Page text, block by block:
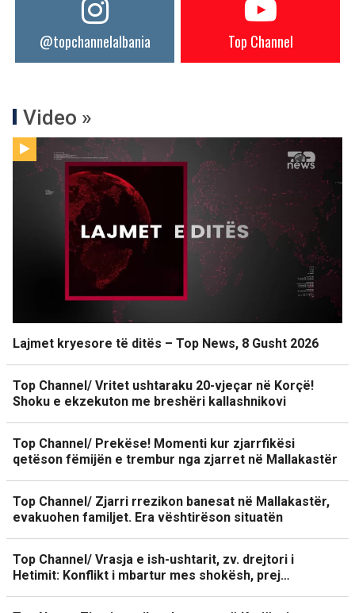
@topchannelalbania Top Channel
Video »
Lajmet kryesore të ditës – Top News, 8 Gusht 2026
Top Channel/ Vritet ushtaraku 20-vjeçar në Korçë!
Shoku e ekzekuton me breshëri kallashnikovi
Top Channel/ Prekëse! Momenti kur zjarrfikësi
qetëson fëmijën e trembur nga zjarret në Mallakastër
Top Channel/ Zjarri rrezikon banesat në Mallakastër,
evakuohen familjet. Era vështirëson situatën
Top Channel/ Vrasja e ish-ushtarit, zv. drejtori i
Hetimit: Konflikt i mbartur mes shokësh, prej…